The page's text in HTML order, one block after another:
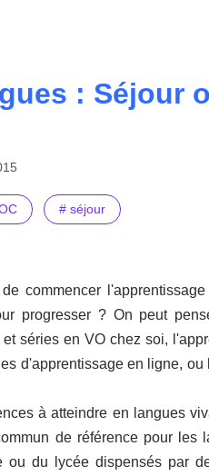
: Séjour
# séjour
de commencer
progresser ? On peut
séries en VO chez soi,
d'apprentissage en ligne,
à atteindre en langues
de référence pour
du lycée dispensés par